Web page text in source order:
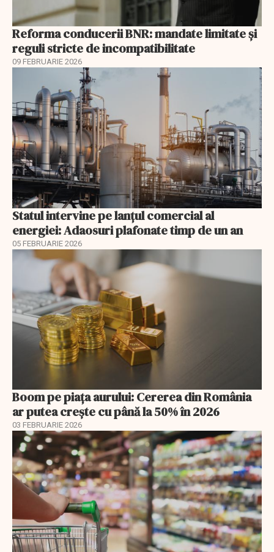
Reforma conducerii BNR: mandate limitate și
reguli stricte de incompatibilitate
09 FEBRUARIE 2026
Statul intervine pe lanțul comercial al
energiei: Adaosuri plafonate timp de un an
05 FEBRUARIE 2026
Boom pe piața aurului: Cererea din România
ar putea crește cu până la 50% în 2026
03 FEBRUARIE 2026